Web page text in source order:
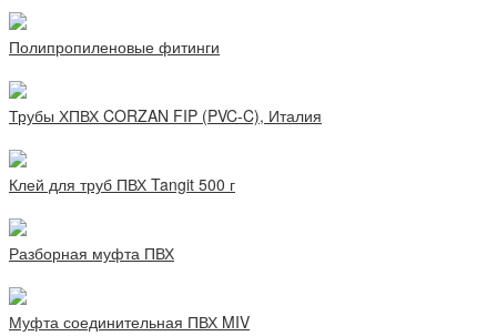
Полипропиленовые фитинги
Трубы ХПВХ CORZAN FIP (PVC-C), Италия
Клей для труб ПВХ Tangit 500 г
Разборная муфта ПВХ
Муфта соединительная ПВХ MIV